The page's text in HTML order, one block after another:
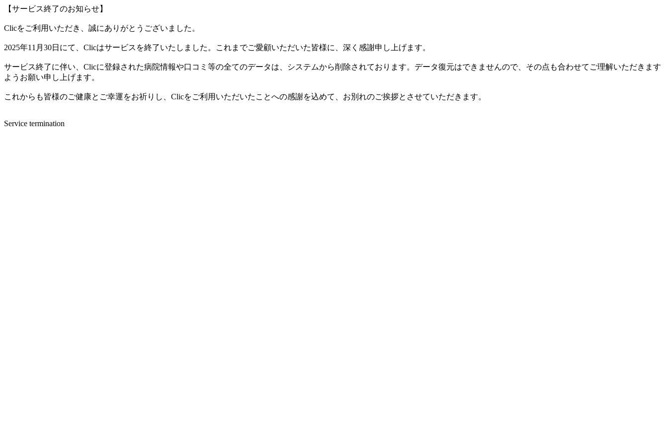
【サービス終了のお知らせ】
Clicをご利用いただき、誠にありがとうございました。
2025年11月30日にて、Clicはサービスを終了いたしました。これまでご愛顧いただいた皆様に、深く感謝申し上げます。
サービス終了に伴い、Clicに登録された病院情報や口コミ等の全てのデータは、システムから削除されております。データ復元はできませんので、その点も合わせてご理解いただきます
ようお願い申し上げます。
これからも皆様のご健康とご幸運をお祈りし、Clicをご利用いただいたことへの感謝を込めて、お別れのご挨拶とさせていただきます。
Service termination